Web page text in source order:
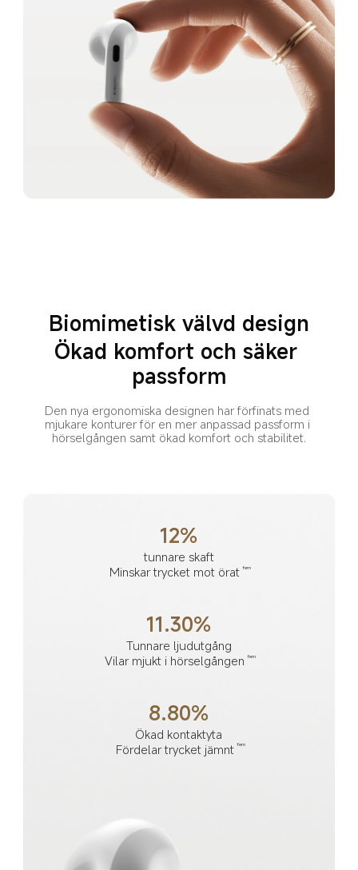
Biomimetisk välvd design
Ökad komfort och säker
passform
Den nya ergonomiska designen har förfinats med
mjukare konturer för en mer anpassad passform i
hörselgången samt ökad komfort och stabilitet.
12%
tunnare skaft
Minskar trycket mot örat fem
11.30%
Tunnare ljudutgång
Vilar mjukt i hörselgången
fem
8.80%
Ökad kontaktyta
Fördelar trycket jämnt fem